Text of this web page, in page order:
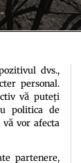
dvs.,
personal.
vă puteți
politica de
vor afecta
partenere,